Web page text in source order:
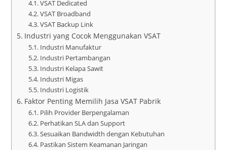
VSAT Dedicated
VSAT Broadband
VSAT Backup Link
Industri yang Cocok Menggunakan VSAT
Industri Manufaktur
Industri Pertambangan
Industri Kelapa Sawit
Industri Migas
Industri Logistik
Faktor Penting Memilih Jasa VSAT Pabrik
Pilih Provider Berpengalaman
Perhatikan SLA dan Support
Sesuaikan Bandwidth dengan Kebutuhan
Pastikan Sistem Keamanan Jaringan